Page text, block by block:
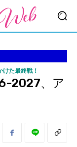
た最終戦！
2027、ア